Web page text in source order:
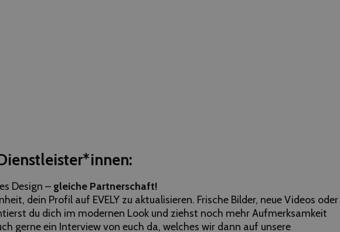
Design – gleiche Partnerschaft!
dein Profil auf EVELY zu aktualisieren. Frische Bilder, neue Videos oder
du dich im modernen Look und ziehst noch mehr Aufmerksamkeit
gerne ein Interview von euch da, welches wir dann auf unsere